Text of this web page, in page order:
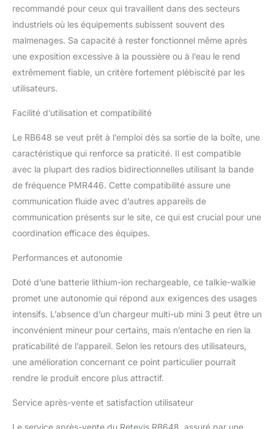
2000 mAh; Interface
USB-A vers USB-C et
plus efficace; 12 heures
d'autonomie Nous
fournissons une garantie
de garantie pour le corps
garantie pour les
accessoires Talkie walkie
industriels avec clip
arrière renforcé; trois
barres renforcées pour
un renforcement
efficace; ne se cassent
sont pliés; idéal pour une
boutons
surdimensionnés à
l'avant; l'autre bouton se
trouve sur le côté; le port
de gants n'affecte pas
l'utilisation; convient à
travail; les couvre-
boutons en silicone
conditions
recommandé pour ceux qui travaillent dans des secteurs
industriels où les équipements subissent souvent des
malmenages. Sa capacité à rester fonctionnel même après
une exposition excessive à la poussière ou à l’eau le rend
extrêmement fiable, un critère fortement plébiscité par les
utilisateurs.
Facilité d’utilisation et compatibilité
Le RB648 se veut prêt à l’emploi dès sa sortie de la boîte, une
caractéristique qui renforce sa praticité. Il est compatible
avec la plupart des radios bidirectionnelles utilisant la bande
de fréquence PMR446. Cette compatibilité assure une
communication fluide avec d’autres appareils de
communication présents sur le site, ce qui est crucial pour une
coordination efficace des équipes.
Performances et autonomie
Doté d’une batterie lithium-ion rechargeable, ce talkie-walkie
promet une autonomie qui répond aux exigences des usages
intensifs. L’absence d’un chargeur multi-ub mini 3 peut être un
inconvénient mineur pour certains, mais n’entache en rien la
praticabilité de l’appareil. Selon les retours des utilisateurs,
une amélioration concernant ce point particulier pourrait
rendre le produit encore plus attractif.
Service après-vente et satisfaction utilisateur
Le service après-vente du Retevis RB648, assuré par une